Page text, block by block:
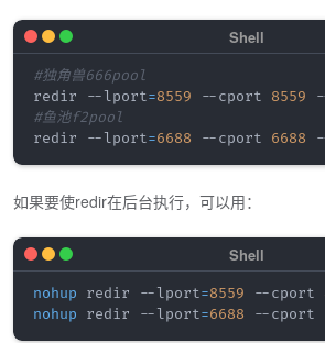
#独角兽666pool
redir --lport=8559 --cport 8559
#鱼池f2pool
redir --lport=6688 --cport 6688
如果要使redir在后台执行，可以用：
nohup redir --lport=8559 --cport
nohup redir --lport=6688 --cport